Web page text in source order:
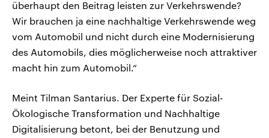
überhaupt den Beitrag leisten zur Verkehrswende?
Wir brauchen ja eine nachhaltige Verkehrswende weg
vom Automobil und nicht durch eine Modernisierung
des Automobils, dies möglicherweise noch attraktiver
macht hin zum Automobil.“
Meint Tilman Santarius. Der Experte für Sozial-
Ökologische Transformation und Nachhaltige
Digitalisierung betont, bei der Benutzung und